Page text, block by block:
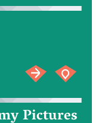
Pictures